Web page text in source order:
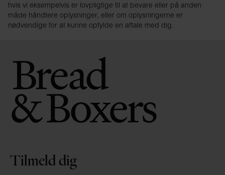
hvis vi eksempelvis er lovpligtige til at bevare eller på anden
måde håndtere oplysninger, eller om oplysningerne er
nødvendige for at kunne opfylde en aftale med dig.
Tilmeld dig